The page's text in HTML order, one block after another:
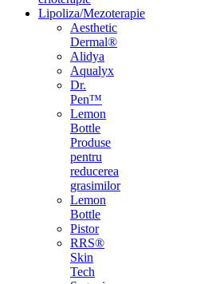
Lipoliza/Mezoterapie
Aesthetic
Dermal®
Alidya
Aqualyx
Dr.
Pen™
Lemon
Bottle
Produse
pentru
reducerea
grasimilor
Lemon
Bottle
Pistor
RRS®
Skin
Tech